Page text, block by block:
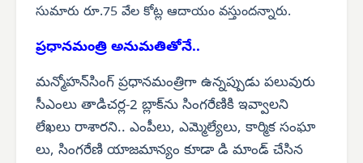
సుమారు రూ.75 వేల కోట్ల ఆదాయం వస్తుందన్నారు.
ప్రధానమంత్రి అనుమతితోనే..
మన్మోహన్‌సింగ్ ప్రధానమంత్రిగా ఉన్నప్పుడు పలువురు
సీఎంలు తాడిచర్ల-2 బ్లాక్‌ను సింగరేణికి ఇవ్వాలని
లేఖలు రాశారని.. ఎంపీలు, ఎమ్మెల్యేలు, కార్మిక సంఘా
లు, సింగరేణి యాజమాన్యం కూడా డి మాండ్ చేసిన